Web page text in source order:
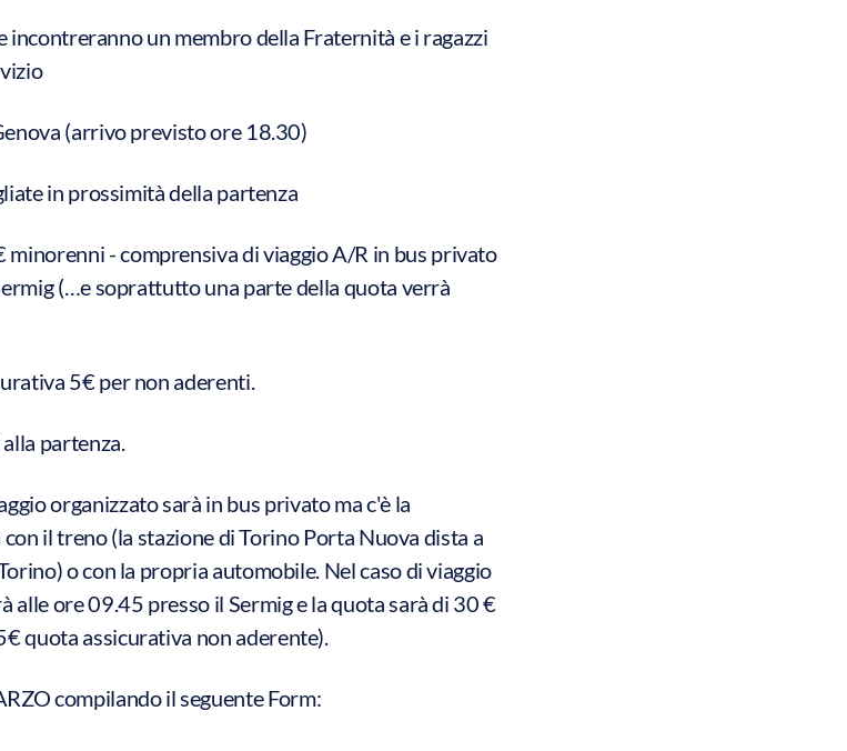
un membro della Fraternità e i ragazzi
(arrivo previsto ore 18.30)
in prossimità della partenza
- comprensiva di viaggio A/R in bus privato
(…e soprattutto una parte della quota verrà
5€ per non aderenti.
partenza.
organizzato sarà in bus privato ma c'è la
il treno (la stazione di Torino Porta Nuova dista a
o con la propria automobile. Nel caso di viaggio
alle ore 09.45 presso il Sermig e la quota sarà di 30 €
quota assicurativa non aderente).
compilando il seguente Form: